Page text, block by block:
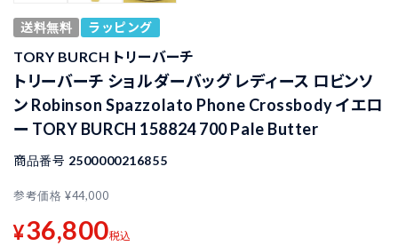
送料無料 ラッピング
TORY BURCH トリーバーチ
トリーバーチ ショルダーバッグ レディース ロビンソ
ン Robinson Spazzolato Phone Crossbody イエロ
ー TORY BURCH 158824 700 Pale Butter
商品番号 2500000216855
参考価格 ¥44,000
¥36,800税込